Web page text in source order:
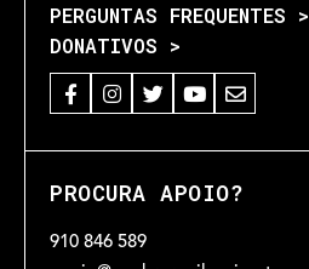
PERGUNTAS FREQUENTES >
DONATIVOS >
PROCURA APOIO?
910 846 589